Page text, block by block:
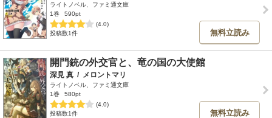
ライトノベル、ファミ通文庫
1巻
590pt
(4.0)
投稿数1件
無料立読み
開門銃の外交官と、竜の国の大使館
深見 真 / メロントマリ
ライトノベル、ファミ通文庫
1巻
580pt
(4.0)
投稿数1件
無料立読み